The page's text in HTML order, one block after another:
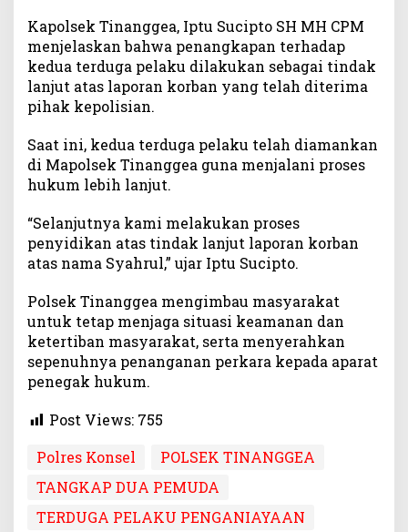
n
i
a
y
Kapolsek Tinanggea, Iptu Sucipto SH MH CPM
menjelaskan bahwa penangkapan terhadap
kedua terduga pelaku dilakukan sebagai tindak
lanjut atas laporan korban yang telah diterima
pihak kepolisian.
Saat ini, kedua terduga pelaku telah diamankan
di Mapolsek Tinanggea guna menjalani proses
hukum lebih lanjut.
“Selanjutnya kami melakukan proses
penyidikan atas tindak lanjut laporan korban
atas nama Syahrul,” ujar Iptu Sucipto.
Polsek Tinanggea mengimbau masyarakat
untuk tetap menjaga situasi keamanan dan
ketertiban masyarakat, serta menyerahkan
sepenuhnya penanganan perkara kepada aparat
penegak hukum.
Post Views: 755
Polres Konsel
POLSEK TINANGGEA
TANGKAP DUA PEMUDA
TERDUGA PELAKU PENGANIAYAAN